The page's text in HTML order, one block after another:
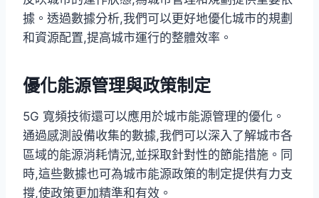
據。透過數據分析,我們可以更好地優化城市的規劃
和資源配置,提高城市運行的整體效率。
優化能源管理與政策制定
5G 寬頻技術還可以應用於城市能源管理的優化。
通過感測設備收集的數據,我們可以深入了解城市各
區域的能源消耗情況,並採取針對性的節能措施。同
時,這些數據也可為城市能源政策的制定提供有力支
撐,使政策更加精準和有效。